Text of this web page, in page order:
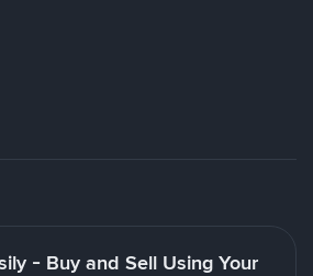
- Buy and Sell Using Your